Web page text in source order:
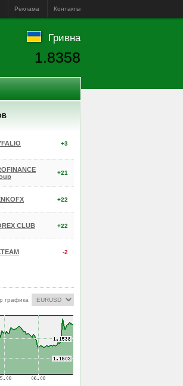
Реклама Контакты
+3
+21
+22
CLUB +22
-2
графика
Гривна
1.8358